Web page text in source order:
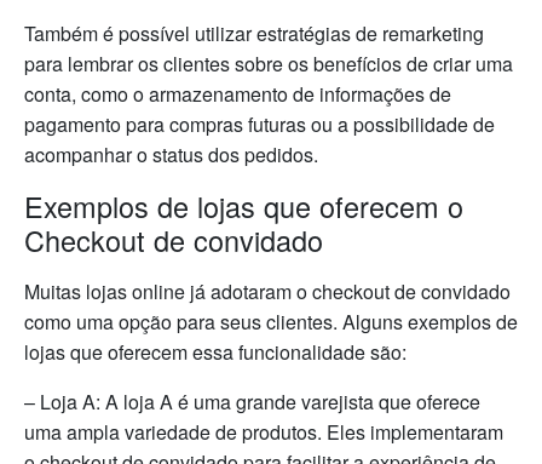
Também é possível utilizar estratégias de remarketing
para lembrar os clientes sobre os benefícios de criar uma
conta, como o armazenamento de informações de
pagamento para compras futuras ou a possibilidade de
acompanhar o status dos pedidos.
Exemplos de lojas que oferecem o
Checkout de convidado
Muitas lojas online já adotaram o checkout de convidado
como uma opção para seus clientes. Alguns exemplos de
lojas que oferecem essa funcionalidade são:
– Loja A: A loja A é uma grande varejista que oferece
uma ampla variedade de produtos. Eles implementaram